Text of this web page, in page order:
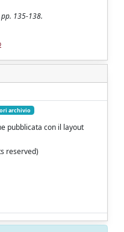
135-138.
archivio
pubblicata con il layout
reserved)